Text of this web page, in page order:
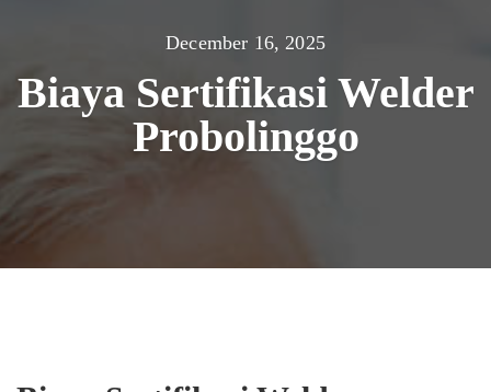
December 16, 2025
Biaya Sertifikasi Welder
Probolinggo